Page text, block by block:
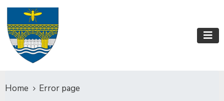
Home Error page